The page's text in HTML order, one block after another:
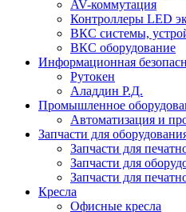
AV-коммутация
Контроллеры LED
ВКС системы,
ВКС оборудование
Информационная
Рутокен
Аладдин Р.Д.
Промышленное
Автоматизация и
Запчасти для
Запчасти для
Запчасти для
Запчасти для
Кресла
Офисные кресла